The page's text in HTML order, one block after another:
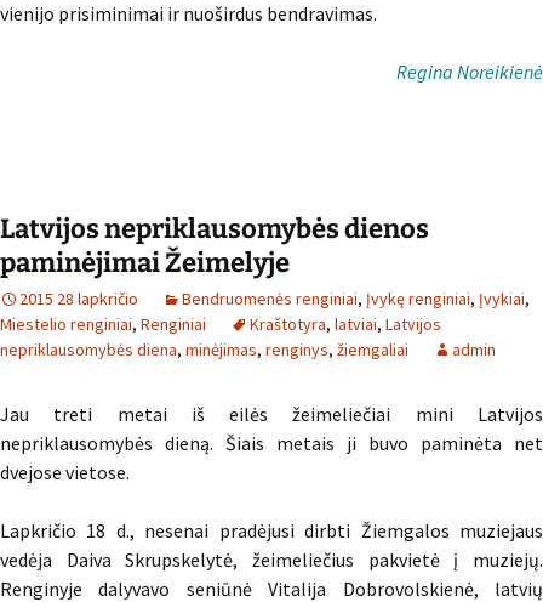
vienijo prisiminimai ir nuoširdus bendravimas.
Regina Noreikienė
Latvijos nepriklausomybės dienos
paminėjimai Žeimelyje
2015 28 lapkričio Bendruomenės renginiai, Įvykę renginiai, Įvykiai,
Miestelio renginiai, Renginiai Kraštotyra, latviai, Latvijos
nepriklausomybės diena, minėjimas, renginys, žiemgaliai admin
Jau treti metai iš eilės žeimeliečiai mini Latvijos
nepriklausomybės dieną. Šiais metais ji buvo paminėta net
dvejose vietose.
Lapkričio 18 d., nesenai pradėjusi dirbti Žiemgalos muziejaus
vedėja Daiva Skrupskelytė, žeimeliečius pakvietė į muziejų.
Renginyje dalyvavo seniūnė Vitalija Dobrovolskienė, latvių